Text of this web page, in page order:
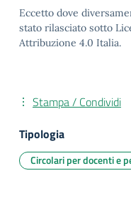
Eccetto dove
stato rilasciato sotto
Attribuzione 4.0 Italia.
Stampa / Condividi
Tipologia
Circolari per docenti e